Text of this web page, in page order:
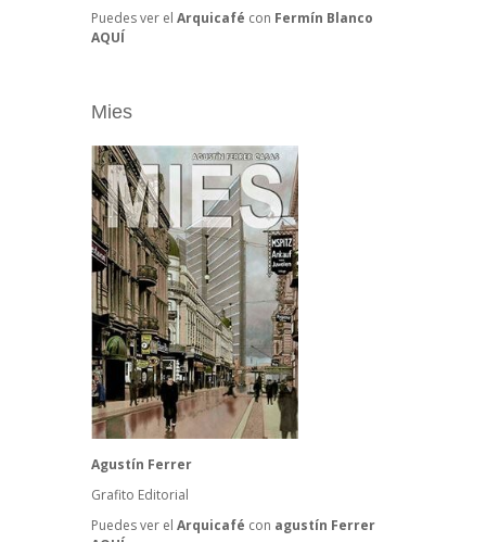
Puedes ver el Arquicafé con Fermín Blanco
AQUÍ
Mies
Agustín Ferrer
Grafito Editorial
Puedes ver el Arquicafé con agustín Ferrer